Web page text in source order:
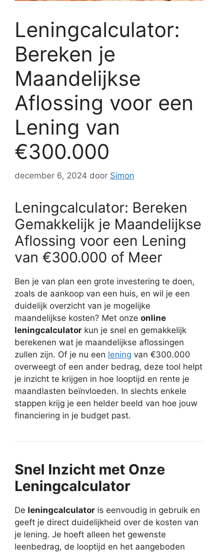
Leningcalculator:
Bereken je
Maandelijkse
Aflossing voor een
Lening van
€300.000
december 6, 2024 door Simon
Leningcalculator: Bereken
Gemakkelijk je Maandelijkse
Aflossing voor een Lening
van €300.000 of Meer
Ben je van plan een grote investering te doen,
zoals de aankoop van een huis, en wil je een
duidelijk overzicht van je mogelijke
maandelijkse kosten? Met onze online
leningcalculator kun je snel en gemakkelijk
berekenen wat je maandelijkse aflossingen
zullen zijn. Of je nu een lening van €300.000
overweegt of een ander bedrag, deze tool helpt
je inzicht te krijgen in hoe looptijd en rente je
maandlasten beïnvloeden. In slechts enkele
stappen krijg je een helder beeld van hoe jouw
financiering in je budget past.
Snel Inzicht met Onze
Leningcalculator
De leningcalculator is eenvoudig in gebruik en
geeft je direct duidelijkheid over de kosten van
je lening. Je hoeft alleen het gewenste
leenbedrag, de looptijd en het aangeboden